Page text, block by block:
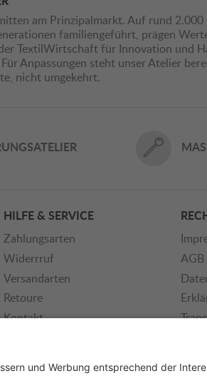
am Prinzipalmarkt. Auf rund
familiengeführt, prägen
TextilWirtschaft für Innovation und
Anpassungen steht unser Atelier
nicht umgekehrt.
HILFE & SERVICE
Zahlungsarten
Widerrruf
Versandarten
Retoure
Kontakt
AGB